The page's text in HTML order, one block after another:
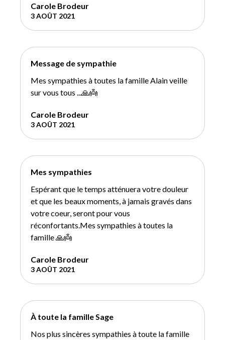
Carole Brodeur
3 AOÛT 2021
Message de sympathie
Mes sympathies à toutes la famille Alain veille
sur vous tous ...🙏👼
Carole Brodeur
3 AOÛT 2021
Mes sympathies
Espérant que le temps atténuera votre douleur
et que les beaux moments, à jamais gravés dans
votre coeur, seront pour vous
réconfortants.Mes sympathies à toutes la
famille 🙏👼
Carole Brodeur
3 AOÛT 2021
À toute la famille Sage
Nos plus sincères sympathies à toute la famille